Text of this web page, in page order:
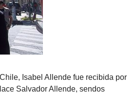
Isabel Allende fue recibida por
Salvador Allende, sendos